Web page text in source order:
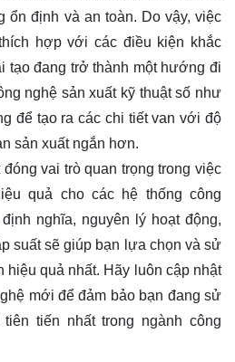
ổn định và an toàn. Do vậy, việc
hợp với các điều kiện khắc
tạo đang trở thành một hướng đi
nghệ sản xuất kỹ thuật số như
để tạo ra các chi tiết van với độ
sản xuất ngắn hơn.
vai trò quan trọng trong việc
quả cho các hệ thống công
nghĩa, nguyên lý hoạt động,
suất sẽ giúp bạn lựa chọn và sử
hiệu quả nhất. Hãy luôn cập nhật
mới để đảm bảo bạn đang sử
tiến nhất trong ngành công